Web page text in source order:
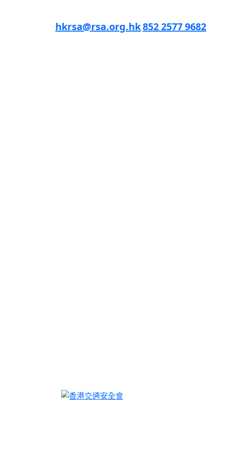
hkrsa@rsa.org.hk852 2577 9682